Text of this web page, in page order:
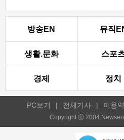
방송EN 뮤직
생활.문화 스포
경제 정치
PC보기 | 전체기사 | 이용
Copyright ⓒ 2004